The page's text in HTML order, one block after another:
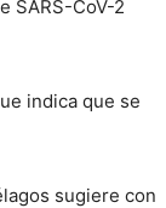
SARS-CoV-2
indica que se
sugiere con